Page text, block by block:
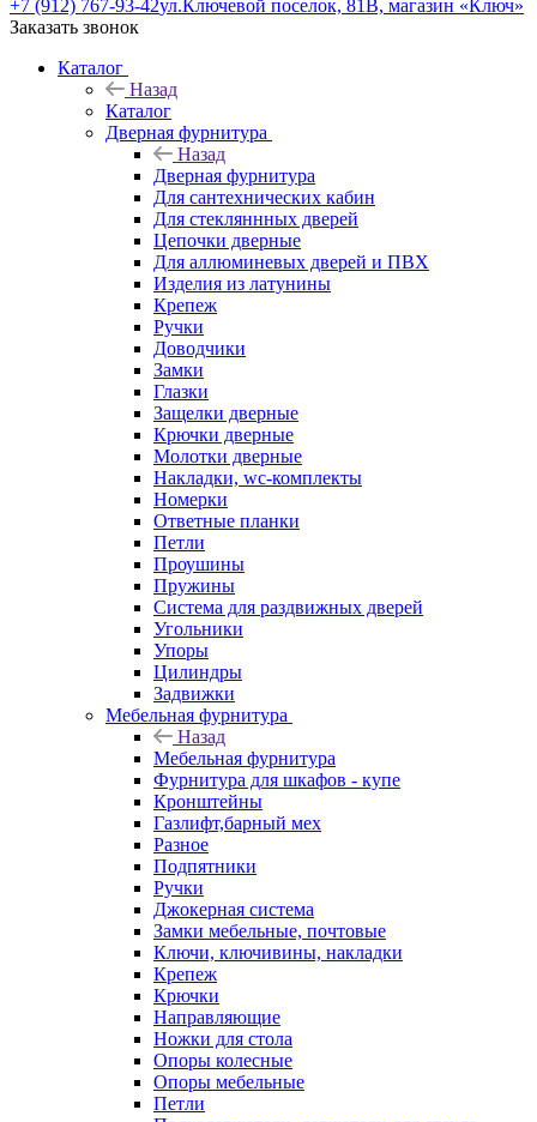
+7 (912) 767-93-42ул.Ключевой поселок, 81В, магазин «Ключ»
Заказать звонок
Каталог
Назад
Каталог
Дверная фурнитура
Назад
Дверная фурнитура
Для сантехнических кабин
Для стекляннных дверей
Цепочки дверные
Для аллюминевых дверей и ПВХ
Изделия из латунины
Крепеж
Ручки
Доводчики
Замки
Глазки
Защелки дверные
Крючки дверные
Молотки дверные
Накладки, wc-комплекты
Номерки
Ответные планки
Петли
Проушины
Пружины
Система для раздвижных дверей
Угольники
Упоры
Цилиндры
Задвижки
Мебельная фурнитура
Назад
Мебельная фурнитура
Фурнитура для шкафов - купе
Кронштейны
Газлифт,барный мех
Разное
Подпятники
Ручки
Джокерная система
Замки мебельные, почтовые
Ключи, ключивины, накладки
Крепеж
Крючки
Направляющие
Ножки для стола
Опоры колесные
Опоры мебельные
Петли